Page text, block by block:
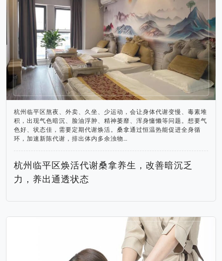
杭州临平区熬夜、外卖、久坐、少运动，会让身体代谢变慢、毒素堆
积，出现气色暗沉、脸油浮肿、精神萎靡、浑身慵懒等问题。想要气
色好、状态佳，需要定期代谢焕活。桑拿通过恒温热能促进全身循
环，加速新陈代谢，排出体内多余浊物…
杭州临平区焕活代谢桑拿养生，改善暗沉乏
力，养出通透状态